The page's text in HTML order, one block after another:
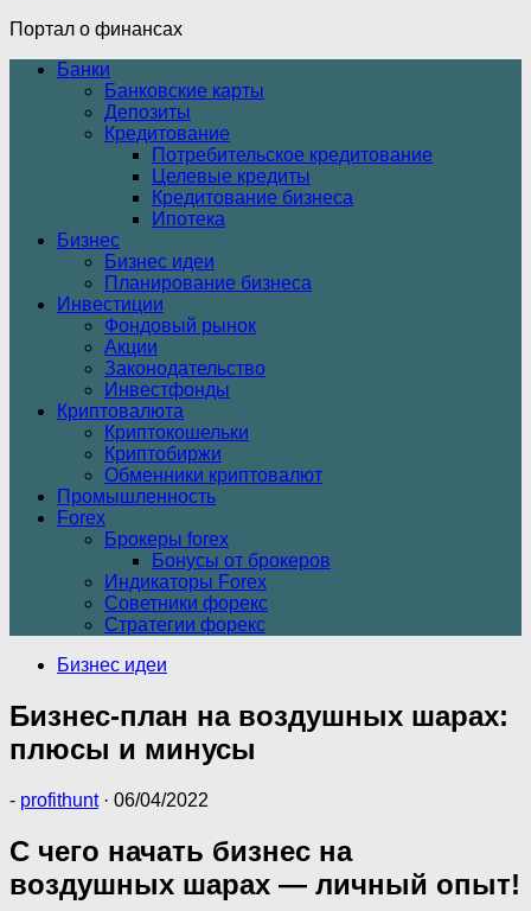
Портал о финансах
Банки
Банковские карты
Депозиты
Кредитование
Потребительское кредитование
Целевые кредиты
Кредитование бизнеса
Ипотека
Бизнес
Бизнес идеи
Планирование бизнеса
Инвестиции
Фондовый рынок
Акции
Законодательство
Инвестфонды
Криптовалюта
Криптокошельки
Криптобиржи
Обменники криптовалют
Промышленность
Forex
Брокеры forex
Бонусы от брокеров
Индикаторы Forex
Советники форекс
Стратегии форекс
Бизнес идеи
Бизнес-план на воздушных шарах:
плюсы и минусы
- profithunt · 06/04/2022
С чего начать бизнес на
воздушных шарах — личный опыт!